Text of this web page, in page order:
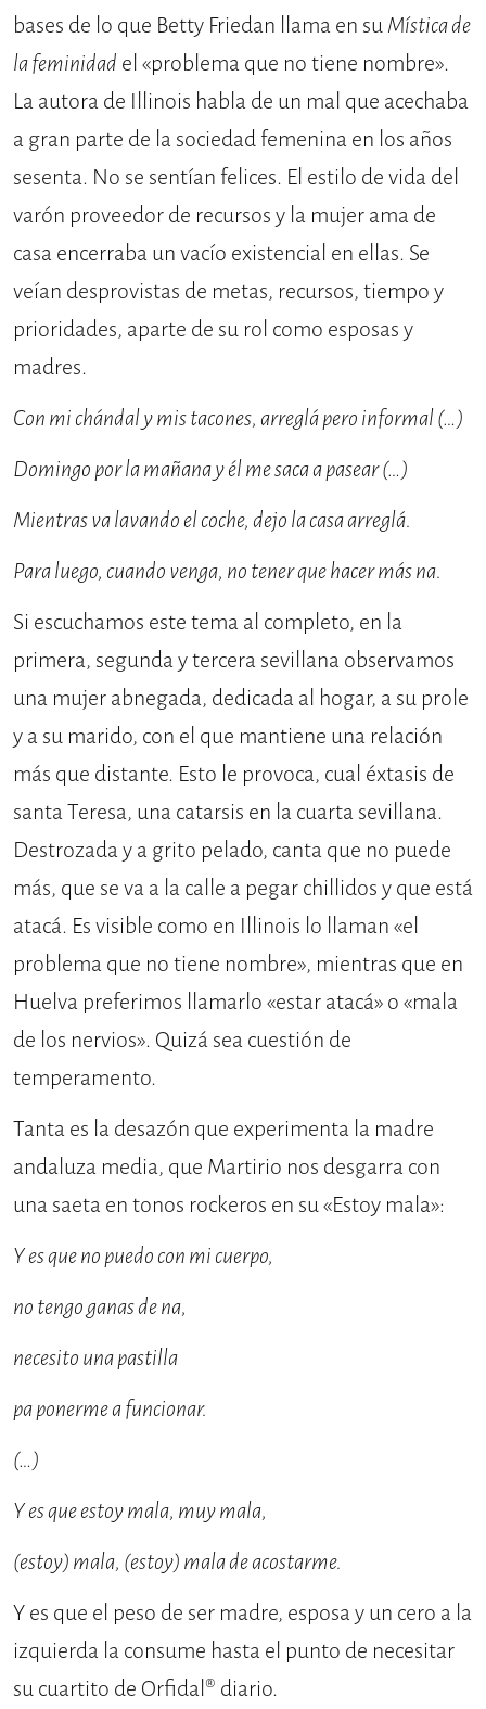
bases de lo que Betty Friedan llama en suMística de
la feminidad el «problema que no tiene nombre».
La autora de Illinois habla de un mal que acechaba
a gran parte de la sociedad femenina en los años
sesenta. No se sentían felices. El estilo de vida del
varón proveedor de recursos y la mujer ama de
casa encerraba un vacío existencial en ellas. Se
veían desprovistas de metas, recursos, tiempo y
prioridades, aparte de su rol como esposas y
madres.
Con mi chándal y mis tacones, arreglá pero informal (…)
Domingo por la mañana y él me saca a pasear (…)
Mientras va lavando el coche, dejo la casa arreglá.
Para luego, cuando venga, no tener que hacer más na.
Si escuchamos este tema al completo, en la
primera, segunda y tercera sevillana observamos
una mujer abnegada, dedicada al hogar, a su prole
y a su marido, con el que mantiene una relación
más que distante. Esto le provoca, cual éxtasis de
santa Teresa, una catarsis en la cuarta sevillana.
Destrozada y a grito pelado, canta que no puede
más, que se va a la calle a pegar chillidos y que está
atacá. Es visible como en Illinois lo llaman «el
problema que no tiene nombre», mientras que en
Huelva preferimos llamarlo «estar atacá» o «mala
de los nervios». Quizá sea cuestión de
temperamento.
Tanta es la desazón que experimenta la madre
andaluza media, que Martirio nos desgarra con
una saeta en tonos rockeros en su «Estoy mala»:
Y es que no puedo con mi cuerpo,
no tengo ganas de na,
necesito una pastilla
pa ponerme a funcionar.
(…)
Y es que estoy mala, muy mala,
(estoy) mala, (estoy) mala de acostarme.
Y es que el peso de ser madre, esposa y un cero a la
izquierda la consume hasta el punto de necesitar
su cuartito de Orfidal® diario.